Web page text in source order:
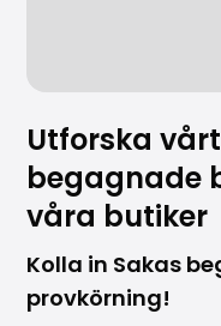
Utforska
begagnade
våra butiker
Kolla in Sakas
provkörning!